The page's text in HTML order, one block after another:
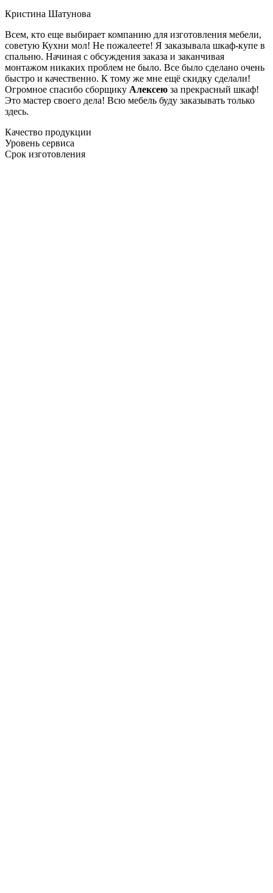
Кристина Шатунова
Всем, кто еще выбирает компанию для изготовления мебели,
советую Кухни мол! Не пожалеете! Я заказывала шкаф-купе в
спальню. Начиная с обсуждения заказа и заканчивая
монтажом никаких проблем не было. Все было сделано очень
быстро и качественно. К тому же мне ещё скидку сделали!
Огромное спасибо сборщику Алексею за прекрасный шкаф!
Это мастер своего дела! Всю мебель буду заказывать только
здесь.
Качество продукции
Уровень сервиса
Срок изготовления